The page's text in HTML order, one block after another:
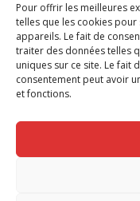
Pour offrir les meilleures
telles que les cookies
appareils. Le fait de
traiter des données telles
uniques sur ce site. Le fait
consentement peut avoir
et fonctions.
Chèque Compta
Chèque Emploi
G-Pods
Profession